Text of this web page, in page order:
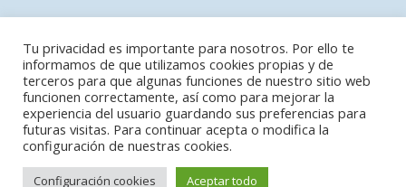
Contacto
Política de privacidad
Aviso legal
Tu privacidad es importante para nosotros. Por ello te
informamos de que utilizamos cookies propias y de
terceros para que algunas funciones de nuestro sitio web
funcionen correctamente, así como para mejorar la
experiencia del usuario guardando sus preferencias para
futuras visitas. Para continuar acepta o modifica la
configuración de nuestras cookies.
Configuración cookies Aceptar todo